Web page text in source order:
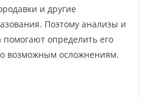
и другие
Поэтому анализы и
определить его
возможным осложнениям.